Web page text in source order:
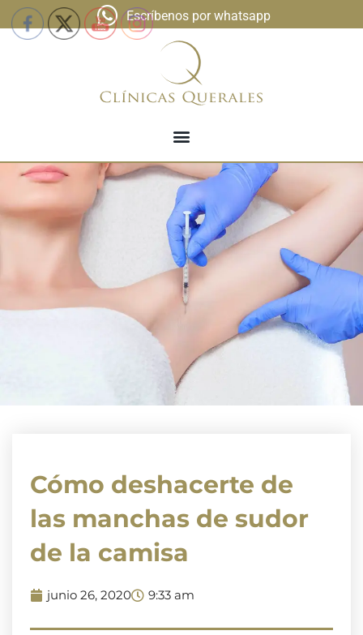
Escríbenos por whatsapp
Cómo deshacerte de
las manchas de sudor
de la camisa
junio 26, 2020 9:33 am